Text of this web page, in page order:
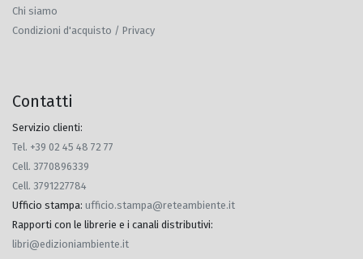
Chi siamo
Condizioni d'acquisto / Privacy
Contatti
Servizio clienti:
Tel. +39 02 45 48 72 77
Cell. 3770896339
Cell. 3791227784
Ufficio stampa: ufficio.stampa@reteambiente.it
Rapporti con le librerie e i canali distributivi:
libri@edizioniambiente.it